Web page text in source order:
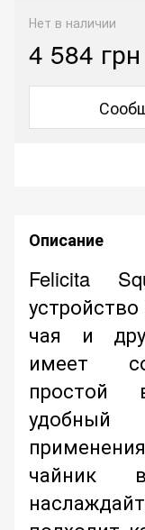
Нет в наличии
4 584 грн
Описание
Felicita
чая и
имеет
простой
чайник